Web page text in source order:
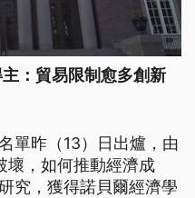
：貿易限制愈多創新
單昨（13）日出爐，由
壞，如何推動經濟成
究，獲得諾貝爾經濟學